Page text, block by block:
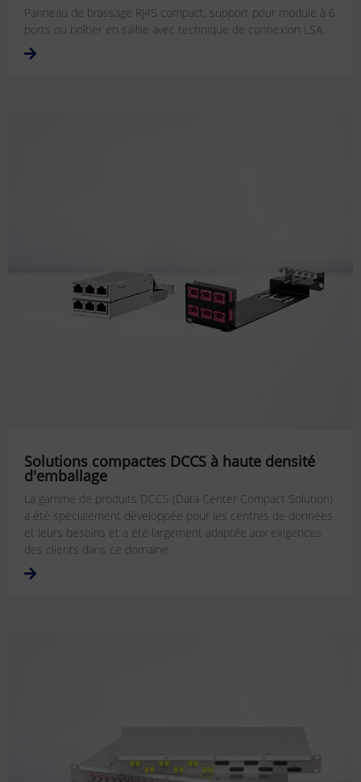
Panneau de brassage RJ45 compact, support pour module à 6
ports ou boîtier en saillie avec technique de connexion LSA.
Solutions compactes DCCS à haute densité
d'emballage
La gamme de produits DCCS (Data Center Compact Solution)
a été spécialement développée pour les centres de données
et leurs besoins et a été largement adaptée aux exigences
des clients dans ce domaine.